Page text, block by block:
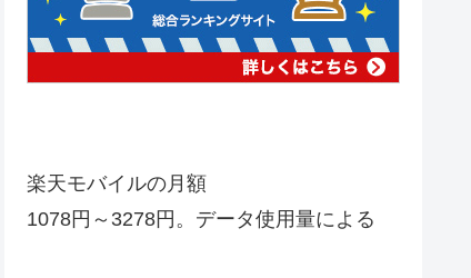
楽天モバイルの月額
1078円～3278円。データ使用量による